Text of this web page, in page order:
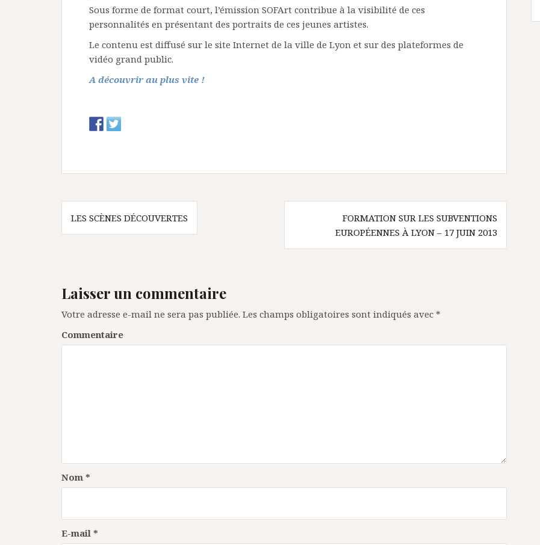
Sous forme de format court, l’émission SOFArt contribue à la visibilité de ces
personnalités en présentant des portraits de ces jeunes artistes.
Le contenu est diffusé sur le site Internet de la ville de Lyon et sur des plateformes de
vidéo grand public.
A découvrir au plus vite !
N
a
g
a
t
l
’
r
t
LES SCÈNES DÉCOUVERTES
FORMATION SUR LES SUBVENTIONS
EUROPÉENNES À LYON – 17 JUIN 2013
Laisser un commentaire
Votre adresse e-mail ne sera pas publiée. Les champs obligatoires sont indiqués avec *
Commentaire
Nom *
E-mail *